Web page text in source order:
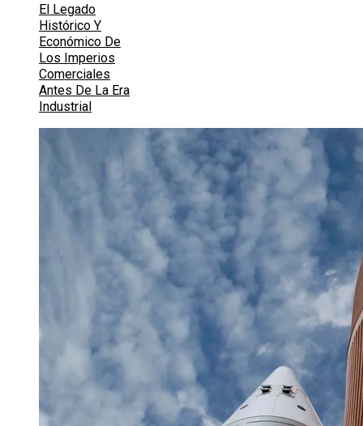
El Legado
Histórico Y
Económico De
Los Imperios
Comerciales
Antes De La Era
Industrial